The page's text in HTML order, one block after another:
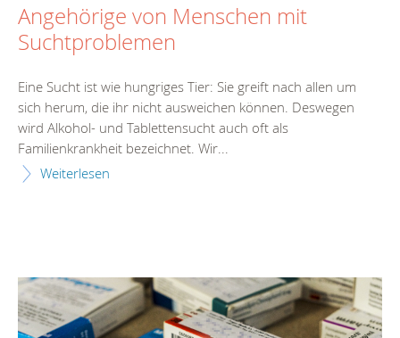
Angehörige von Menschen mit
Suchtproblemen
Eine Sucht ist wie hungriges Tier: Sie greift nach allen um
sich herum, die ihr nicht ausweichen können. Deswegen
wird Alkohol- und Tablettensucht auch oft als
Familienkrankheit bezeichnet. Wir...
Weiterlesen